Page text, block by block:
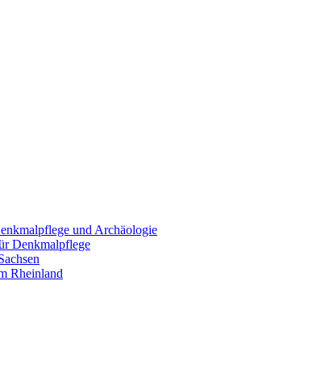
und Archäologie
Denkmalpflege
Rheinland